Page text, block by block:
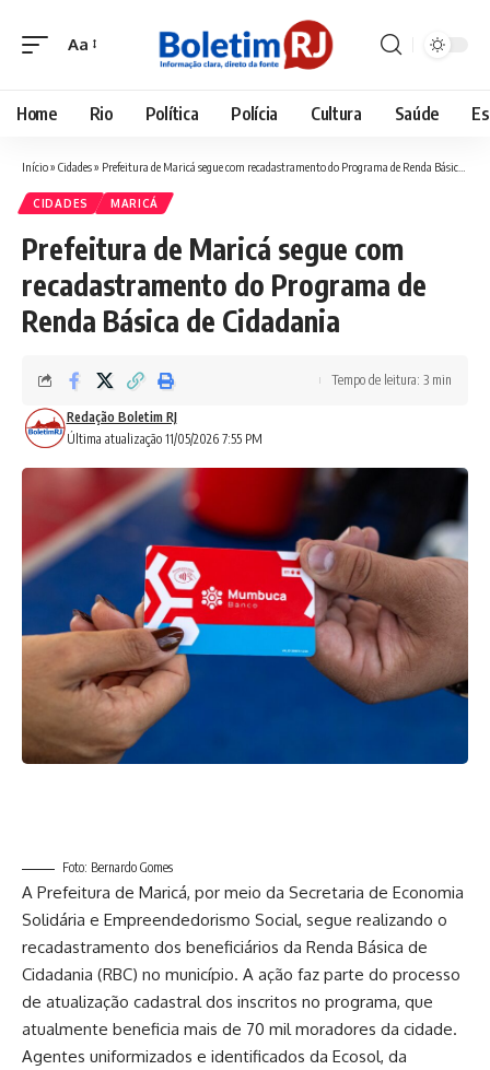
Font
Aa
Home Rio Política Polícia Cultura Saúde
Início» Cidades» Prefeitura de Maricá segue com recadastramento do Programa de Renda Básica de Cidadania
CIDADES MARICÁ
Prefeitura de Maricá segue com
recadastramento do Programa de
Renda Básica de Cidadania
Última atualização 11/05/2026 7:55 PM
Redação Boletim RJ
Tempo de leitura: 3 min
Foto: Bernardo Gomes
A Prefeitura de Maricá, por meio da Secretaria de Economia
Solidária e Empreendedorismo Social, segue realizando o
recadastramento dos beneficiários da Renda Básica de
Cidadania (RBC) no município. A ação faz parte do processo
de atualização cadastral dos inscritos no programa, que
atualmente beneficia mais de 70 mil moradores da cidade.
Agentes uniformizados e identificados da Ecosol, da